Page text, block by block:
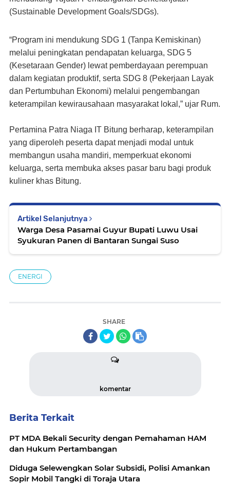
(Sustainable Development Goals/SDGs).
“Program ini mendukung SDG 1 (Tanpa Kemiskinan)
melalui peningkatan pendapatan keluarga, SDG 5
(Kesetaraan Gender) lewat pemberdayaan perempuan
dalam kegiatan produktif, serta SDG 8 (Pekerjaan Layak
dan Pertumbuhan Ekonomi) melalui pengembangan
keterampilan kewirausahaan masyarakat lokal,” ujar Rum.
Pertamina Patra Niaga IT Bitung berharap, keterampilan
yang diperoleh peserta dapat menjadi modal untuk
membangun usaha mandiri, memperkuat ekonomi
keluarga, serta membuka akses pasar baru bagi produk
kuliner khas Bitung.
Artikel Selanjutnya
Warga Desa Pasamai Guyur Bupati Luwu Usai
Syukuran Panen di Bantaran Sungai Suso
ENERGI
SHARE
komentar
Berita Terkait
PT MDA Bekali Security dengan Pemahaman HAM
dan Hukum Pertambangan
Diduga Selewengkan Solar Subsidi, Polisi Amankan
Sopir Mobil Tangki di Toraja Utara